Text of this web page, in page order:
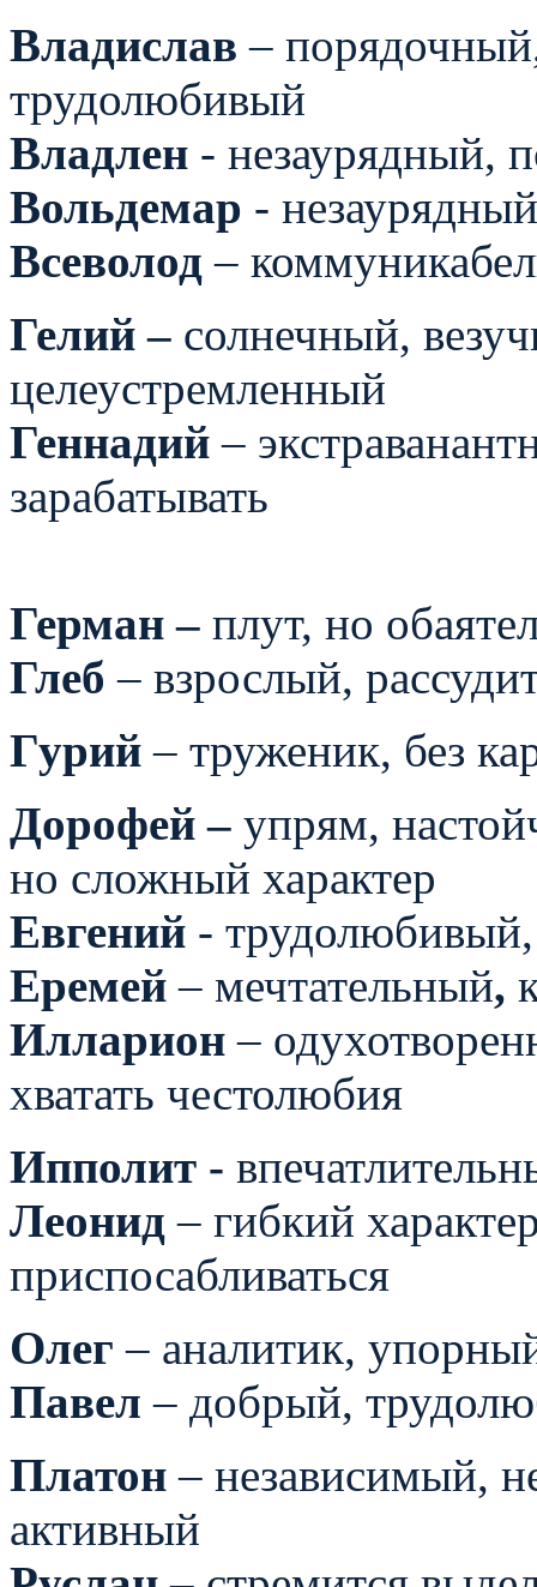
Владислав –
трудолюбивый
Владлен - незаурядный,
Вольдемар -
Всеволод –
Гелий – солнечный,
целеустремленный
Геннадий –
зарабатывать
Герман – плут, но
Глеб – взрослый,
Гурий – труженик, без
Дорофей – упрям,
но сложный характер
Евгений -
Еремей – мечтательный,
Илларион –
хватать честолюбия
Ипполит -
Леонид – гибкий
приспосабливаться
Олег – аналитик,
Павел – добрый,
Платон – независимый,
активный